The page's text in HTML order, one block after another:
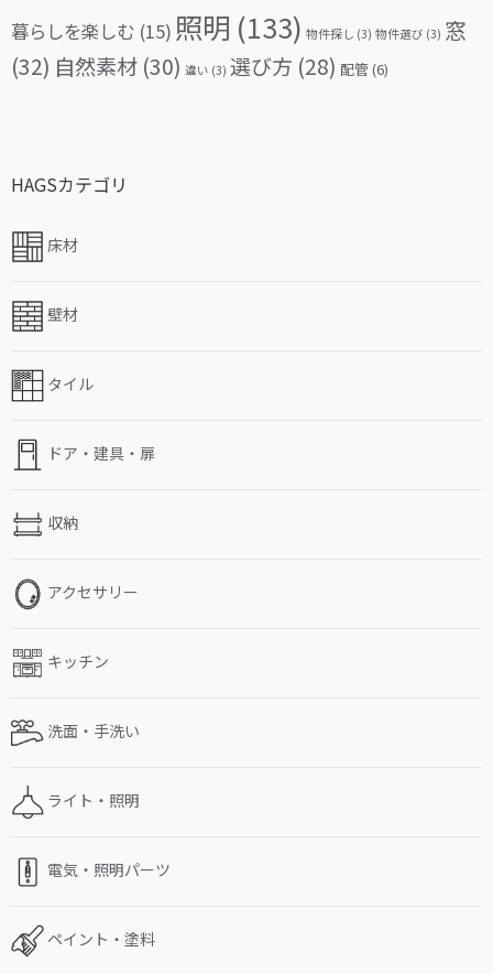
暮らしを楽しむ (15) 照明 (133) 物件探し (3) 物件選び (3) 窓
(32) 自然素材 (30) 違い (3) 選び方 (28) 配管(6)
HAGSカテゴリ
床材
壁材
タイル
ドア・建具・扉
収納
アクセサリー
キッチン
洗面・手洗い
ライト・照明
電気・照明パーツ
ペイント・塗料